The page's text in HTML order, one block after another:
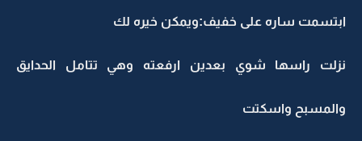
ابتسمت ساره على خفيف:ويمكن خيره لك
نزلت راسها شوي بعدين ارفعته وهي تتامل الحدايق
والمسبح واسكتت